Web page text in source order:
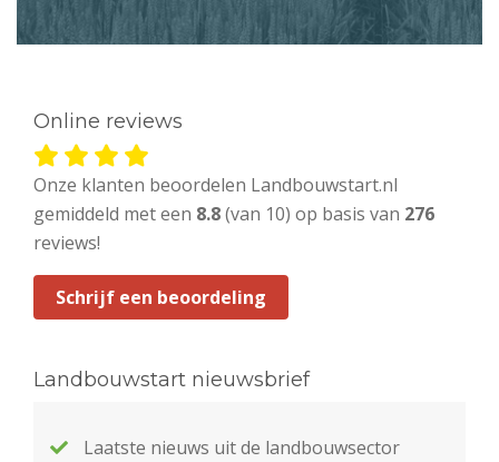
Online reviews
Onze klanten beoordelen Landbouwstart.nl
gemiddeld met een 8.8(van 10) op basis van 276
reviews!
Schrijf een beoordeling
Landbouwstart nieuwsbrief
Laatste nieuws uit de landbouwsector